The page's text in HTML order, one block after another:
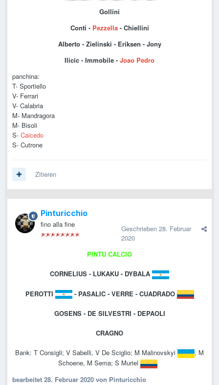
Gollini
Conti - Pezzella - Chiellini
Alberto - Zielinski - Eriksen - Jony
Ilicic - Immobile - Joao Pedro
panchina:
T- Sportiello
V- Ferrari
V- Calabria
M- Mandragora
M- Bisoli
S- Caicedo
S- Cutrone
Zitieren
Pinturicchio
fino alla fine Geschrieben 28. Februar
2020
PINTU CALCIO
CORNELIUS - LUKAKU - DYBALA
PEROTTI - PASALIC - VERRE - CUADRADO
GOSENS - DE SILVESTRI - DEPAOLI
CRAGNO
Bank: T Consigli; V Sabelli, V De Sciglio; M Malinovskyi
, M
Schoene, M Sema; S Muriel
bearbeitet 28. Februar 2020 von Pinturicchio